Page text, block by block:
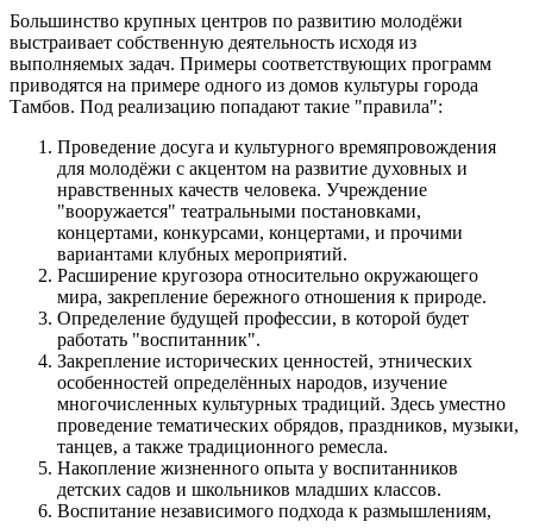
Большинство крупных центров по развитию молодёжи
выстраивает собственную деятельность исходя из
выполняемых задач. Примеры соответствующих программ
приводятся на примере одного из домов культуры города
Тамбов. Под реализацию попадают такие "правила":
Проведение досуга и культурного времяпровождения
для молодёжи с акцентом на развитие духовных и
нравственных качеств человека. Учреждение
"вооружается" театральными постановками,
концертами, конкурсами, концертами, и прочими
вариантами клубных мероприятий.
Расширение кругозора относительно окружающего
мира, закрепление бережного отношения к природе.
Определение будущей профессии, в которой будет
работать "воспитанник".
Закрепление исторических ценностей, этнических
особенностей определённых народов, изучение
многочисленных культурных традиций. Здесь уместно
проведение тематических обрядов, праздников, музыки,
танцев, а также традиционного ремесла.
Накопление жизненного опыта у воспитанников
детских садов и школьников младших классов.
Воспитание независимого подхода к размышлениям,